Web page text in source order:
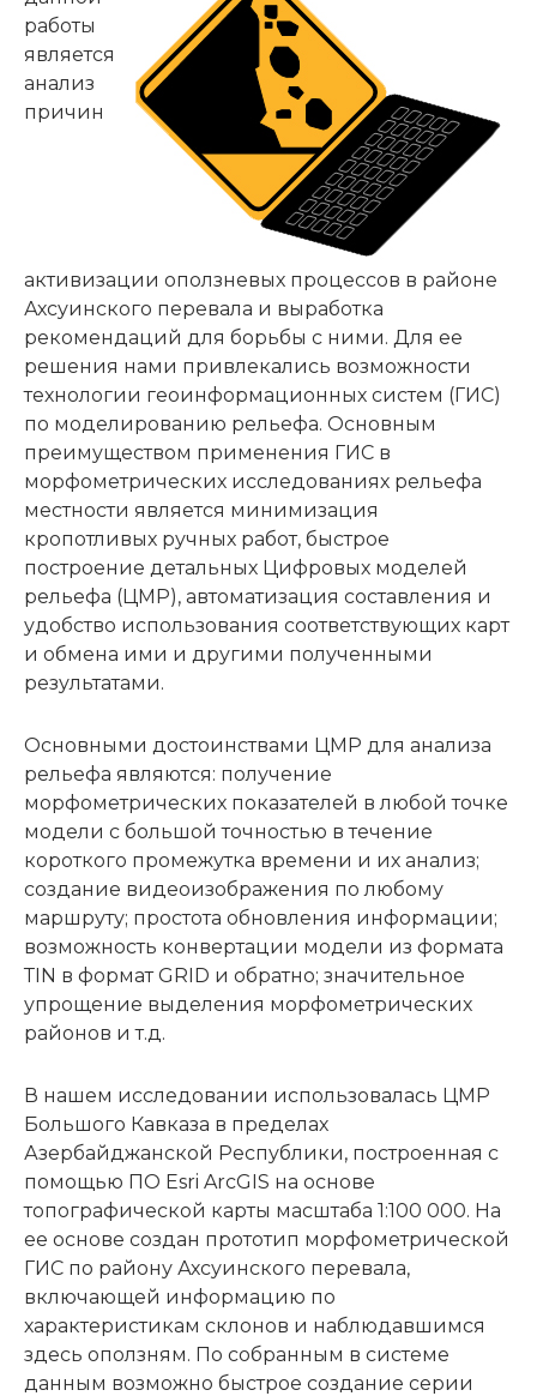
работы
является
анализ
причин
активизации оползневых процессов в районе
Ахсуинского перевала и выработка
рекомендаций для борьбы с ними. Для ее
решения нами привлекались возможности
технологии геоинформационных систем (ГИС)
по моделированию рельефа. Основным
преимуществом применения ГИС в
морфометрических исследованиях рельефа
местности является минимизация
кропотливых ручных работ, быстрое
построение детальных Цифровых моделей
рельефа (ЦМР), автоматизация составления и
удобство использования соответствующих карт
и обмена ими и другими полученными
результатами.
Основными достоинствами ЦМР для анализа
рельефа являются: получение
морфометрических показателей в любой точке
модели с большой точностью в течение
короткого промежутка времени и их анализ;
создание видеоизображения по любому
маршруту; простота обновления информации;
возможность конвертации модели из формата
ТIN в формат GRID и обратно; значительное
упрощение выделения морфометрических
районов и т.д.
В нашем исследовании использовалась ЦМР
Большого Кавказа в пределах
Азербайджанской Республики, построенная с
помощью ПО Esri ArcGIS на основе
топографической карты масштаба 1:100 000. На
ее основе создан прототип морфометрической
ГИС по району Ахсуинского перевала,
включающей информацию по
характеристикам склонов и наблюдавшимся
здесь оползням. По собранным в системе
данным возможно быстрое создание серии